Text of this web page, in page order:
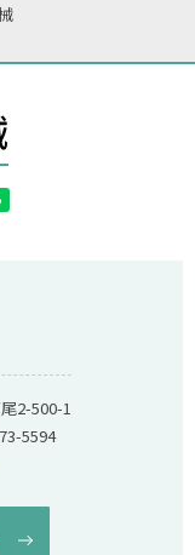
2-500-1
5594